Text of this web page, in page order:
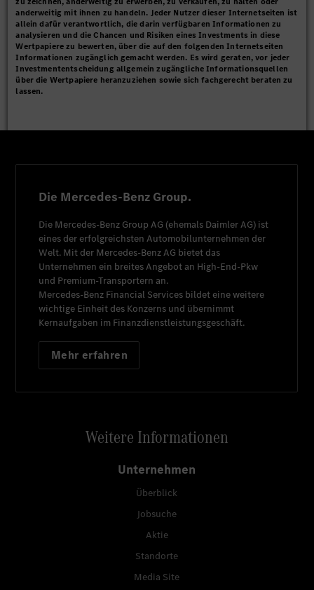
anderweitig mit ihnen zu handeln. Jeder Nutzer dieser Internetseiten ist
allein dafür verantwortlich, die darin verfügbaren Informationen zu
analysieren und die Chancen und Risiken eines Investments in diese
Wertpapiere zu bewerten, über die auf den folgenden Internetseiten
Informationen zugänglich gemacht werden. Es wird geraten, vor jeder
Investmententscheidung allgemein zugängliche Informationsquellen
über die Wertpapiere heranzuziehen sowie sich fachgerecht beraten zu
lassen.
Die Mercedes-Benz Group.
Die Mercedes-Benz Group AG (ehemals Daimler AG) ist
eines der erfolgreichsten Automobilunternehmen der
Welt. Mit der Mercedes-Benz AG bietet das
Unternehmen ein breites Angebot an High-End-Pkw
und Premium-Transportern an.
Mercedes-Benz Financial Services bildet eine weitere
wichtige Einheit des Konzerns und übernimmt
Kernaufgaben im Finanzdienstleistungsgeschäft.
Mehr erfahren
Weitere Informationen
Unternehmen
Überblick
Jobsuche
Aktie
Standorte
Media Site